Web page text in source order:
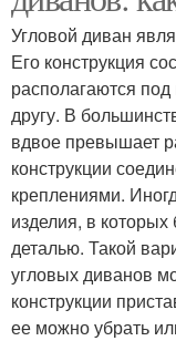
Угловой диван
Его конструкция
располагаются
другу. В
вдвое превышает
конструкции
креплениями.
изделия, в которых
деталью. Такой
угловых диванов
конструкции
ее можно убрать